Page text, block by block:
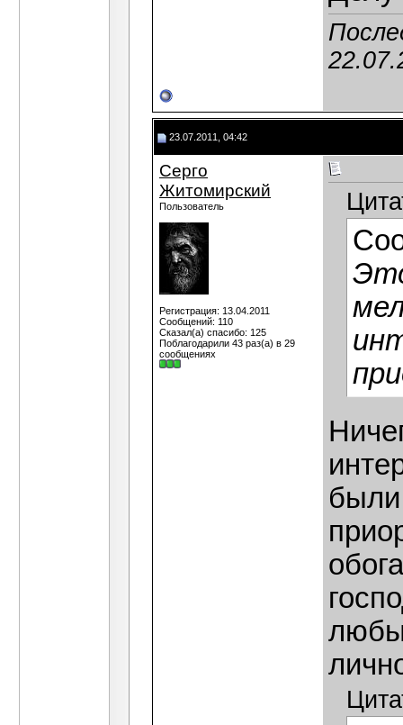
23.07.2011, 04:42
Серго
Житомирский
Пользователь
Регистрация: 13.04.2011
Сообщений: 110
Сказал(а) спасибо: 125
Поблагодарили 43 раз(а) в 29
сообщениях